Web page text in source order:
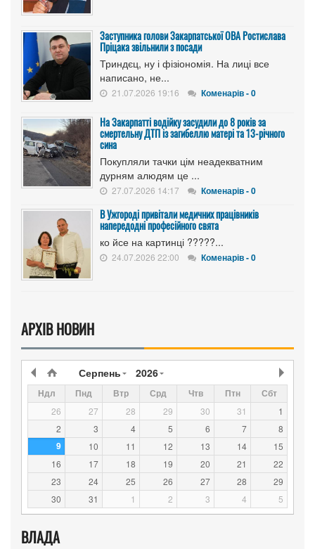
Заступника голови Закарпатської ОВА Ростислава
Пріцака звільнили з посади
Триндєц, ну і фізіономія. На лиці все
написано, не...
21.07.2026 19:16 Коменарів - 0
На Закарпатті водійку засудили до 8 років за
смертельну ДТП із загибеллю матері та 13-річного
сина
Покупляли тачки цім неадекватним
дурням алюдям це ...
27.07.2026 14:17 Коменарів - 0
В Ужгороді привітали медичних працівників
напередодні професійного свята
ко йсе на картинці ?????...
24.07.2026 22:00 Коменарів - 0
АРХІВ НОВИН
Серпень 2026
Ндл Пнд Втр Срд Чтв Птн Сбт
26 27 28 29 30 31
1
2
3 4 5 6 7 8
9 10 11 12 13 14
15
16
17 18 19 20 21
22
23
24 25 26 27 28
29
30
31 1 2 3 4 5
ВЛАДА